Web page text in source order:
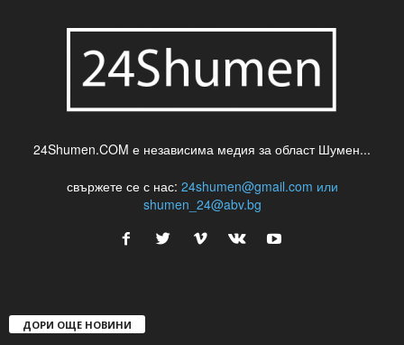
24Shumen.COM е независима медия за област Шумен...
свържете се с нас: 24shumen@gmail.com или
shumen_24@abv.bg
ДОРИ ОЩЕ НОВИНИ